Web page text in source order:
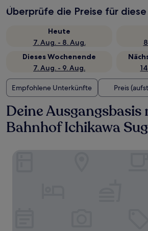
Überprüfe die Preise für
Heute
7. Aug. - 8. Aug.
Dieses Wochenende
7. Aug. - 9. Aug.
Empfohlene Unterkünfte Preis
Deine Ausgangsbasis
Bahnhof Ichikawa